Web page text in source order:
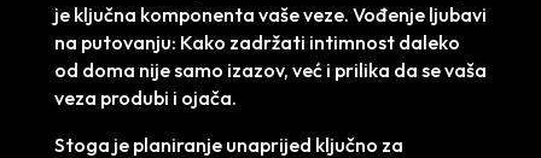
je ključna komponenta vaše veze. Vođenje ljubavi
na putovanju: Kako zadržati intimnost daleko
od doma nije samo izazov, već i prilika da se vaša
veza produbi i ojača.
Stoga je planiranje unaprijed ključno za